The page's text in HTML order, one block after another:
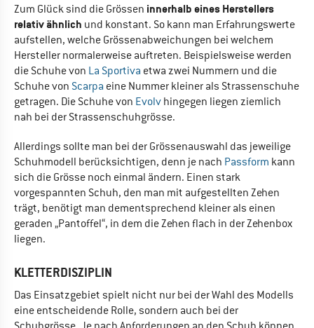
Zum Glück sind die Grössen innerhalb eines Herstellers
relativ ähnlich und konstant. So kann man Erfahrungswerte
aufstellen, welche Grössenabweichungen bei welchem
Hersteller normalerweise auftreten. Beispielsweise werden
die Schuhe von La Sportiva etwa zwei Nummern und die
Schuhe von Scarpa eine Nummer kleiner als Strassenschuhe
getragen. Die Schuhe von Evolv hingegen liegen ziemlich
nah bei der Strassenschuhgrösse.
Allerdings sollte man bei der Grössenauswahl das jeweilige
Schuhmodell berücksichtigen, denn je nach Passform kann
sich die Grösse noch einmal ändern. Einen stark
vorgespannten Schuh, den man mit aufgestellten Zehen
trägt, benötigt man dementsprechend kleiner als einen
geraden „Pantoffel“, in dem die Zehen flach in der Zehenbox
liegen.
KLETTERDISZIPLIN
Das Einsatzgebiet spielt nicht nur bei der Wahl des Modells
eine entscheidende Rolle, sondern auch bei der